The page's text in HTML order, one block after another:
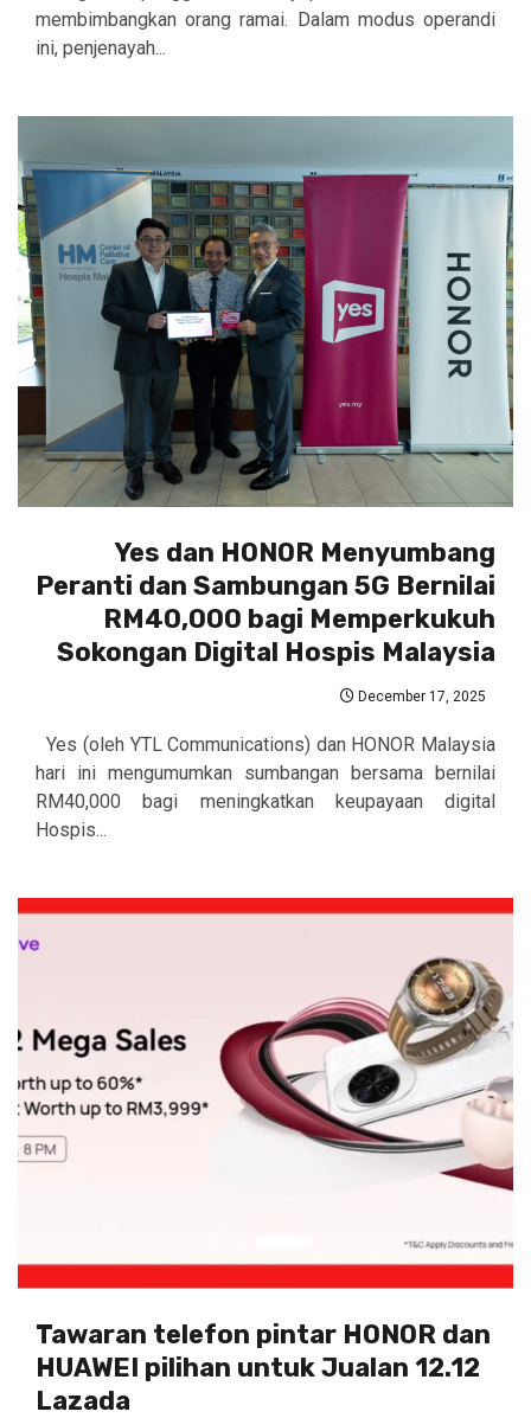
membimbangkan orang ramai. Dalam modus operandi
ini, penjenayah...
Yes dan HONOR Menyumbang
Peranti dan Sambungan 5G Bernilai
RM40,000 bagi Memperkukuh
Sokongan Digital Hospis Malaysia
December 17, 2025
Yes (oleh YTL Communications) dan HONOR Malaysia
hari ini mengumumkan sumbangan bersama bernilai
RM40,000 bagi meningkatkan keupayaan digital
Hospis...
Tawaran telefon pintar HONOR dan
HUAWEI pilihan untuk Jualan 12.12
Lazada